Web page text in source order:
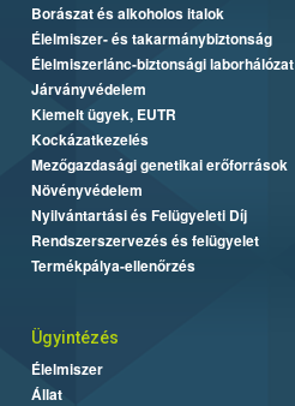
Borászat és alkoholos italok
Élelmiszer- és takarmánybiztonság
Élelmiszerlánc-biztonsági laborhálózat
Járványvédelem
Kiemelt ügyek, EUTR
Kockázatkezelés
Mezőgazdasági genetikai erőforrások
Növényvédelem
Nyilvántartási és Felügyeleti Díj
Rendszerszervezés és felügyelet
Termékpálya-ellenőrzés
Ügyintézés
Élelmiszer
Állat